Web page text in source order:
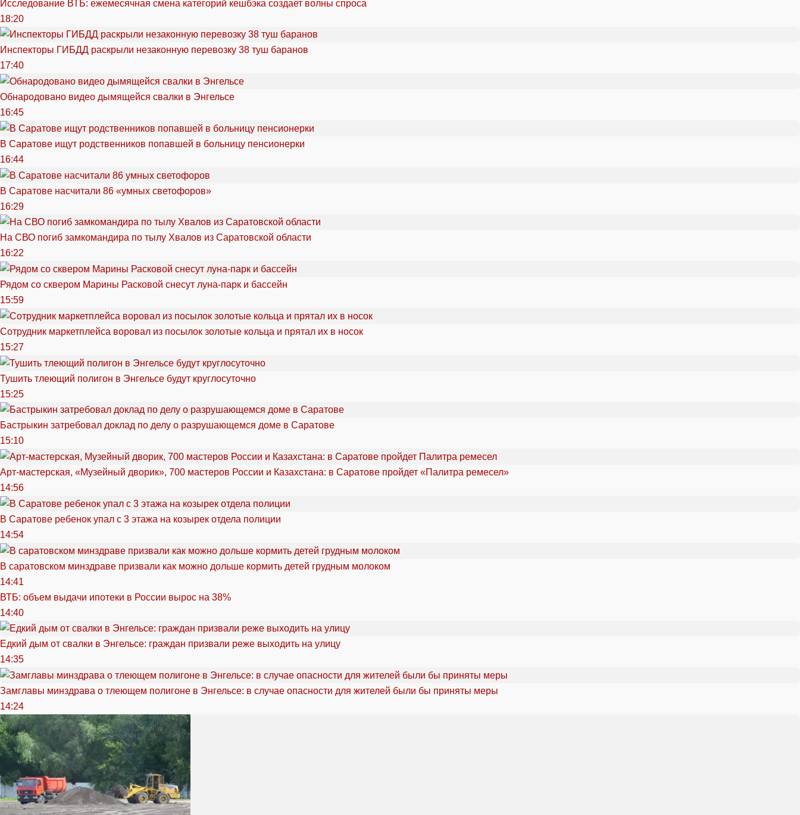
Исследование ВТБ: ежемесячная смена категорий кешбэка создает волны спроса
18:20
Инспекторы ГИБДД раскрыли незаконную перевозку 38 туш баранов
17:40
Обнародовано видео дымящейся свалки в Энгельсе
16:45
В Саратове ищут родственников попавшей в больницу пенсионерки
16:44
В Саратове насчитали 86 «умных светофоров»
16:29
На СВО погиб замкомандира по тылу Хвалов из Саратовской области
16:22
Рядом со сквером Марины Расковой снесут луна-парк и бассейн
15:59
Сотрудник маркетплейса воровал из посылок золотые кольца и прятал их в носок
15:27
Тушить тлеющий полигон в Энгельсе будут круглосуточно
15:25
Бастрыкин затребовал доклад по делу о разрушающемся доме в Саратове
15:10
Арт-мастерская, «Музейный дворик», 700 мастеров России и Казахстана: в Саратове пройдет «Палитра ремесел»
14:56
В Саратове ребенок упал с 3 этажа на козырек отдела полиции
14:54
В саратовском минздраве призвали как можно дольше кормить детей грудным молоком
14:41
ВТБ: объем выдачи ипотеки в России вырос на 38%
14:40
Едкий дым от свалки в Энгельсе: граждан призвали реже выходить на улицу
14:35
Замглавы минздрава о тлеющем полигоне в Энгельсе: в случае опасности для жителей были бы приняты меры
14:24